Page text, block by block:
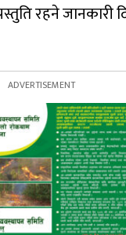
प्रस्तुति रहने